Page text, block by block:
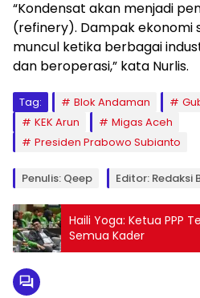
“Kondensat akan menjadi
(refinery). Dampak ekonomi
muncul ketika berbagai
dan beroperasi,” kata Nurlis.
Tag: Blok Andaman
KEK Arun
Migas Aceh
Presiden Prabowo Subianto
Penulis: Qeep Editor: Redaksi
Haili Yoga: Ketua PPP
Semua Kader